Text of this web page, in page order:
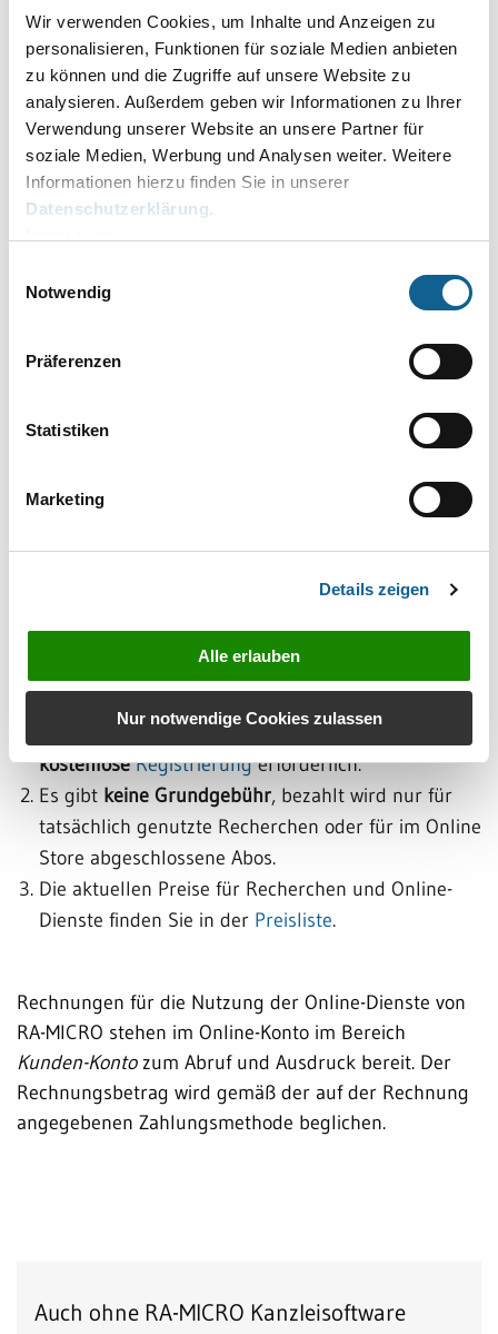
Wir verwenden Cookies, um Inhalte und Anzeigen zu
personalisieren, Funktionen für soziale Medien anbieten
zu können und die Zugriffe auf unsere Website zu
analysieren. Außerdem geben wir Informationen zu Ihrer
Verwendung unserer Website an unsere Partner für
soziale Medien, Werbung und Analysen weiter. Weitere
Informationen hierzu finden Sie in unserer
Datenschutzerklärung.
Notwendig
Präferenzen
Statistiken
Marketing
Details zeigen
Alle erlauben
Nur notwendige Cookies zulassen
Forderungskonto buchen.
Maximale Produktivität und Kostenersparnis:
Mit den RA-MICRO Online Recherchen sparen Sie
Zeit sowie Druck- und Versandkosten.
Transparente Rechnung:
Monatsrechnung
Zur Nutzung der Online-Dienste ist lediglich eine
kostenlose Registrierungerforderlich.
Es gibt keine Grundgebühr, bezahlt wird nur für
tatsächlich genutzte Recherchen oder für im Online
Store abgeschlossene Abos.
Die aktuellen Preise für Recherchen und Online-
Dienste finden Sie in der Preisliste.
Rechnungen für die Nutzung der Online-Dienste von
RA-MICRO stehen im Online-Konto im Bereich
Kunden-Kontozum Abruf und Ausdruck bereit. Der
Rechnungsbetrag wird gemäß der auf der Rechnung
angegebenen Zahlungsmethode beglichen.
Auch ohne RA-MICRO Kanzleisoftware